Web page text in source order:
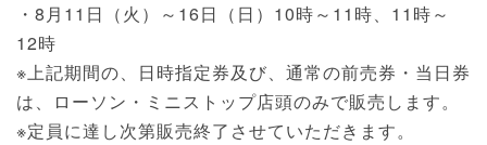
・8月11日（火）～16日（日）10時～11時、11時～
12時
※上記期間の、日時指定券及び、通常の前売券・当日券
は、ローソン・ミニストップ店頭のみで販売します。
※定員に達し次第販売終了させていただきます。